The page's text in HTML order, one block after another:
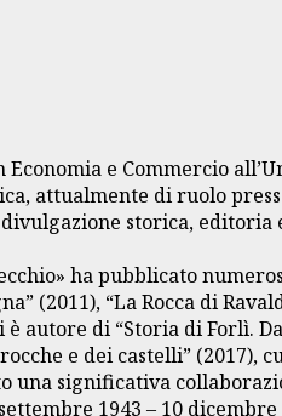
e Commercio
attualmente di ruolo
divulgazione storica,
ha pubblicato
(2011), “La Rocca di
è autore di “Storia di Forlì.
e dei castelli”
una significativa
1943 – 10